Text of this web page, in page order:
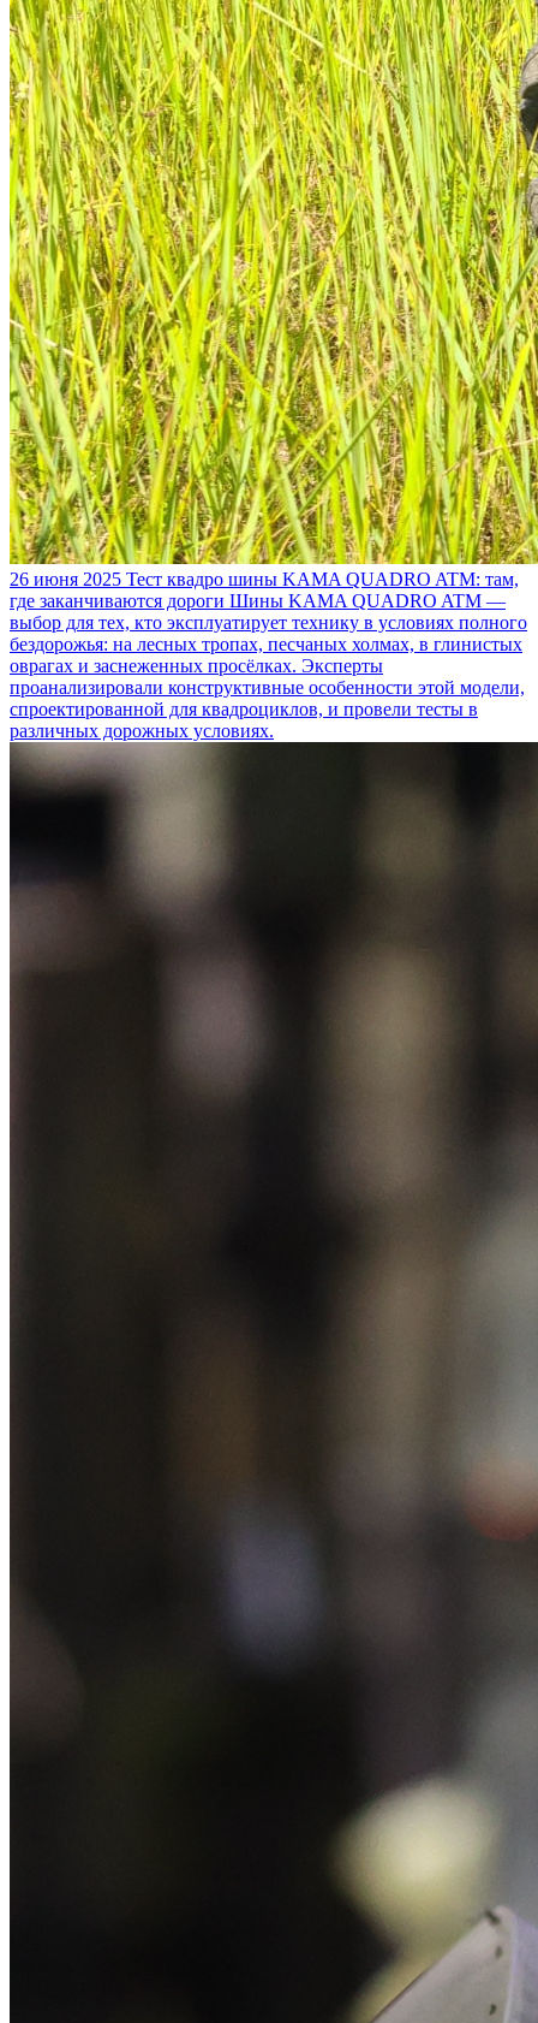
26 июня 2025 Тест квадро шины KAMA QUADRO ATM: там,
где заканчиваются дороги Шины KAMA QUADRO ATM —
выбор для тех, кто эксплуатирует технику в условиях полного
бездорожья: на лесных тропах, песчаных холмах, в глинистых
оврагах и заснеженных просёлках. Эксперты
проанализировали конструктивные особенности этой модели,
спроектированной для квадроциклов, и провели тесты в
различных дорожных условиях.